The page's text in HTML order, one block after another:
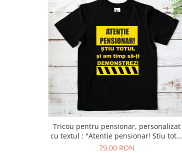
Tricou pentru pensionar, personalizat
cu textul : "Atentie pensionar! Stiu totul
si am timp sa iti demonstrez."
79,00 RON